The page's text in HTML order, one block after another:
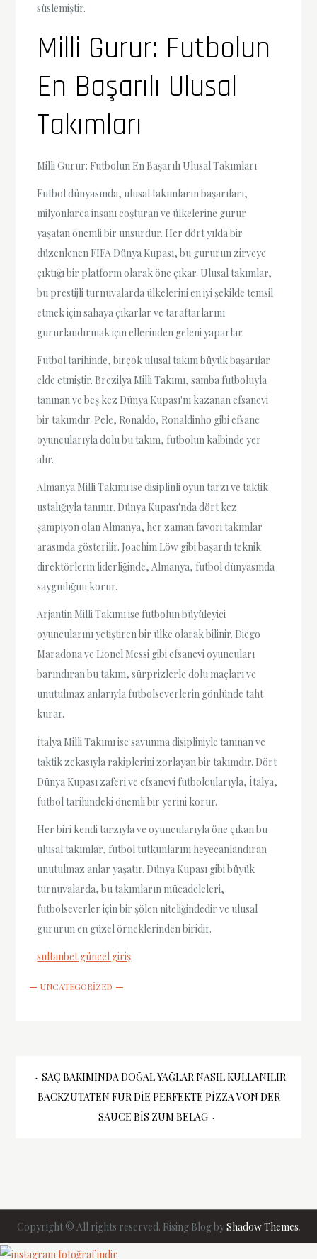
süslemiştir.
Milli Gurur: Futbolun
En Başarılı Ulusal
Takımları
Milli Gurur: Futbolun En Başarılı Ulusal Takımları
Futbol dünyasında, ulusal takımların başarıları,
milyonlarca insanı coşturan ve ülkelerine gurur
yaşatan önemli bir unsurdur. Her dört yılda bir
düzenlenen FIFA Dünya Kupası, bu gururun zirveye
çıktığı bir platform olarak öne çıkar. Ulusal takımlar,
bu prestijli turnuvalarda ülkelerini en iyi şekilde temsil
etmek için sahaya çıkarlar ve taraftarlarını
gururlandırmak için ellerinden geleni yaparlar.
Futbol tarihinde, birçok ulusal takım büyük başarılar
elde etmiştir. Brezilya Milli Takımı, samba futboluyla
tanınan ve beş kez Dünya Kupası'nı kazanan efsanevi
bir takımdır. Pele, Ronaldo, Ronaldinho gibi efsane
oyuncularıyla dolu bu takım, futbolun kalbinde yer
alır.
Almanya Milli Takımı ise disiplinli oyun tarzı ve taktik
ustalığıyla tanınır. Dünya Kupası'nda dört kez
şampiyon olan Almanya, her zaman favori takımlar
arasında gösterilir. Joachim Löw gibi başarılı teknik
direktörlerin liderliğinde, Almanya, futbol dünyasında
saygınlığını korur.
Arjantin Milli Takımı ise futbolun büyüleyici
oyuncularını yetiştiren bir ülke olarak bilinir. Diego
Maradona ve Lionel Messi gibi efsanevi oyuncuları
barındıran bu takım, sürprizlerle dolu maçları ve
unutulmaz anlarıyla futbolseverlerin gönlünde taht
kurar.
İtalya Milli Takımı ise savunma disipliniyle tanınan ve
taktik zekasıyla rakiplerini zorlayan bir takımdır. Dört
Dünya Kupası zaferi ve efsanevi futbolcularıyla, İtalya,
futbol tarihindeki önemli bir yerini korur.
Her biri kendi tarzıyla ve oyuncularıyla öne çıkan bu
ulusal takımlar, futbol tutkunlarını heyecanlandıran
unutulmaz anlar yaşatır. Dünya Kupası gibi büyük
turnuvalarda, bu takımların mücadeleleri,
futbolseverler için bir şölen niteliğindedir ve ulusal
gururun en güzel örneklerinden biridir.
sultanbet güncel giriş
UNCATEGORIZED
Yazı
gezinmesi
SAÇ BAKIMINDA DOĞAL YAĞLAR NASIL KULLANILIR
BACKZUTATEN FÜR DIE PERFEKTE PIZZA VON DER
SAUCE BIS ZUM BELAG
Copyright © All rights reserved. Rising Blog byShadow Themes.